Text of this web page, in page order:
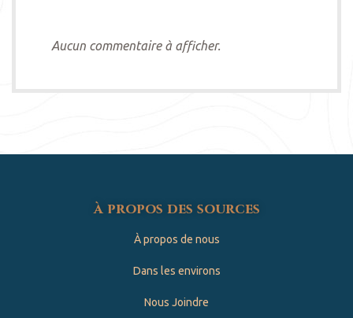
Aucun commentaire à afficher.
à propos des sources
À propos de nous
Dans les environs
Nous Joindre